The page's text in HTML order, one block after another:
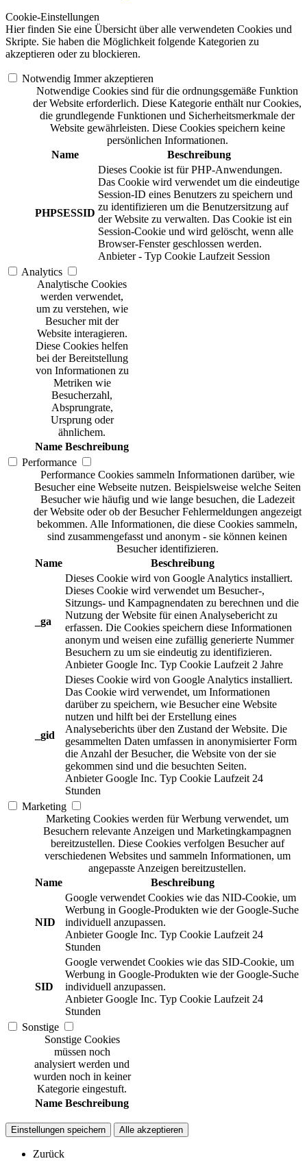
Cookie-Einstellungen
Hier finden Sie eine Übersicht über alle verwendeten Cookies und
Skripte. Sie haben die Möglichkeit folgende Kategorien zu
akzeptieren oder zu blockieren.
Notwendig Immer akzeptieren
Notwendige Cookies sind für die ordnungsgemäße Funktion
der Website erforderlich. Diese Kategorie enthält nur Cookies,
die grundlegende Funktionen und Sicherheitsmerkmale der
Website gewährleisten. Diese Cookies speichern keine
persönlichen Informationen.
Name
Beschreibung
PHPSESSID
Dieses Cookie ist für PHP-Anwendungen.
Das Cookie wird verwendet um die eindeutige
Session-ID eines Benutzers zu speichern und
zu identifizieren um die Benutzersitzung auf
der Website zu verwalten. Das Cookie ist ein
Session-Cookie und wird gelöscht, wenn alle
Browser-Fenster geschlossen werden.
Anbieter - Typ Cookie Laufzeit Session
Analytics
Analytische Cookies
werden verwendet,
um zu verstehen, wie
Besucher mit der
Website interagieren.
Diese Cookies helfen
bei der Bereitstellung
von Informationen zu
Metriken wie
Besucherzahl,
Absprungrate,
Ursprung oder
ähnlichem.
Name Beschreibung
Performance
Performance Cookies sammeln Informationen darüber, wie
Besucher eine Webseite nutzen. Beispielsweise welche Seiten
Besucher wie häufig und wie lange besuchen, die Ladezeit
der Website oder ob der Besucher Fehlermeldungen angezeigt
bekommen. Alle Informationen, die diese Cookies sammeln,
sind zusammengefasst und anonym - sie können keinen
Besucher identifizieren.
Name
Beschreibung
_ga
Dieses Cookie wird von Google Analytics installiert.
Dieses Cookie wird verwendet um Besucher-,
Sitzungs- und Kampagnendaten zu berechnen und die
Nutzung der Website für einen Analysebericht zu
erfassen. Die Cookies speichern diese Informationen
anonym und weisen eine zufällig generierte Nummer
Besuchern zu um sie eindeutig zu identifizieren.
Anbieter Google Inc. Typ Cookie Laufzeit 2 Jahre
_gid
Dieses Cookie wird von Google Analytics installiert.
Das Cookie wird verwendet, um Informationen
darüber zu speichern, wie Besucher eine Website
nutzen und hilft bei der Erstellung eines
Analyseberichts über den Zustand der Website. Die
gesammelten Daten umfassen in anonymisierter Form
die Anzahl der Besucher, die Website von der sie
gekommen sind und die besuchten Seiten.
Anbieter Google Inc. Typ Cookie Laufzeit 24
Stunden
Marketing
Marketing Cookies werden für Werbung verwendet, um
Besuchern relevante Anzeigen und Marketingkampagnen
bereitzustellen. Diese Cookies verfolgen Besucher auf
verschiedenen Websites und sammeln Informationen, um
angepasste Anzeigen bereitzustellen.
Name
Beschreibung
NID
Google verwendet Cookies wie das NID-Cookie, um
Werbung in Google-Produkten wie der Google-Suche
individuell anzupassen.
Anbieter Google Inc. Typ Cookie Laufzeit 24
Stunden
SID
Google verwendet Cookies wie das SID-Cookie, um
Werbung in Google-Produkten wie der Google-Suche
individuell anzupassen.
Anbieter Google Inc. Typ Cookie Laufzeit 24
Stunden
Sonstige
Sonstige Cookies
müssen noch
analysiert werden und
wurden noch in keiner
Kategorie eingestuft.
Name Beschreibung
Einstellungen speichern Alle akzeptieren
Zurück